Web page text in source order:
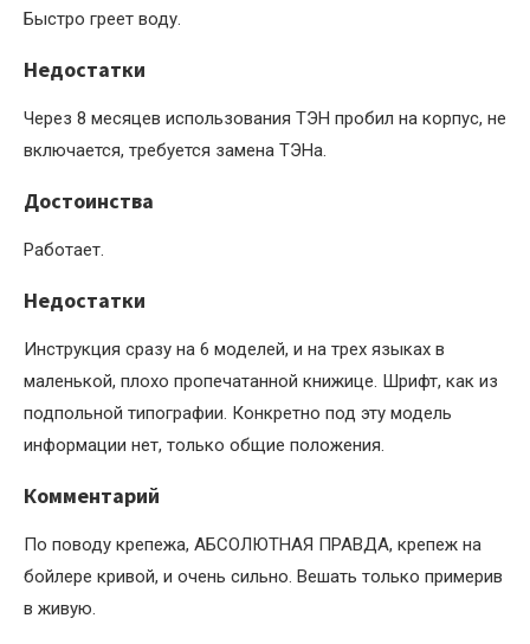
Быстро греет воду.
Недостатки
Через 8 месяцев использования ТЭН пробил на корпус, не
включается, требуется замена ТЭНа.
Достоинства
Работает.
Недостатки
Инструкция сразу на 6 моделей, и на трех языках в
маленькой, плохо пропечатанной книжице. Шрифт, как из
подпольной типографии. Конкретно под эту модель
информации нет, только общие положения.
Комментарий
По поводу крепежа, АБСОЛЮТНАЯ ПРАВДА, крепеж на
бойлере кривой, и очень сильно. Вешать только примерив
в живую.